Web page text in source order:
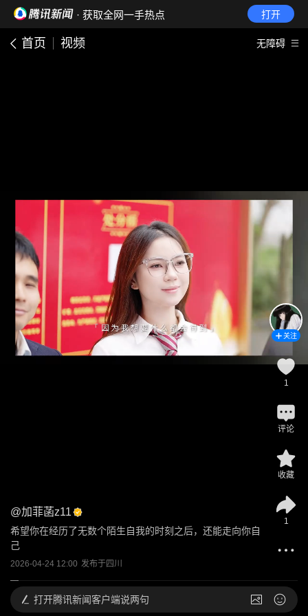
· 获取全网一手热点 打开
首页 视频 无障碍
@加菲菡z11
希望你在经历了无数个陌生自我的时刻之后，还能走向你自
己
2026-04-24 12:00 发布于四川
关注
1
评论
收藏
1
打开腾讯新闻客户端说两句